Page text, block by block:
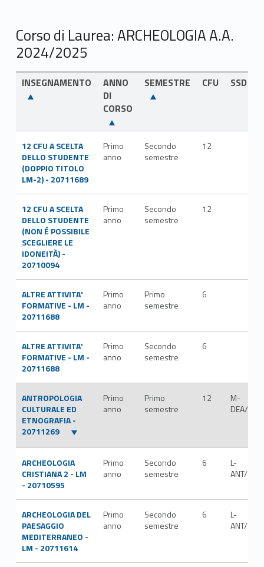
Corso di Laurea: ARCHEOLOGIA A.A.
2024/2025
INSEGNAMENTO
ANNO
DI
CORSO
SEMESTRE CFU SSD
12 CFU A SCELTA
DELLO STUDENTE
(DOPPIO TITOLO
LM-2) - 20711689
Primo
anno
Secondo
semestre
12
12 CFU A SCELTA
DELLO STUDENTE
(NON É POSSIBILE
SCEGLIERE LE
IDONEITÀ) -
20710094
Primo
anno
Secondo
semestre
12
ALTRE ATTIVITA'
FORMATIVE - LM -
20711688
Primo
anno
Primo
semestre
6
ALTRE ATTIVITA'
FORMATIVE - LM -
20711688
Primo
anno
Secondo
semestre
6
ANTROPOLOGIA
CULTURALE ED
ETNOGRAFIA -
20711269
Primo
anno
Primo
semestre
12
M-
DEA/01
ARCHEOLOGIA
CRISTIANA 2 - LM
- 20710595
Primo
anno
Secondo
semestre
6
L-
ANT/08
ARCHEOLOGIA DEL
PAESAGGIO
MEDITERRANEO -
LM - 20711614
Primo
anno
Secondo
semestre
6
L-
ANT/10